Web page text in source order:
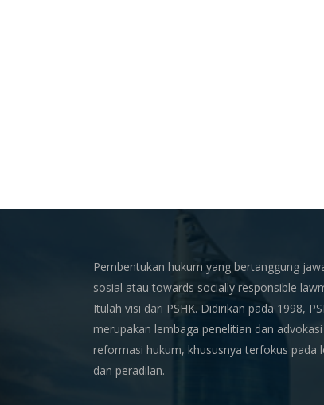
Pembentukan hukum yang bertanggung
sosial atau towards socially responsible
Itulah visi dari PSHK. Didirikan pada 1998,
merupakan lembaga penelitian dan
reformasi hukum, khususnya terfokus pada
dan peradilan.